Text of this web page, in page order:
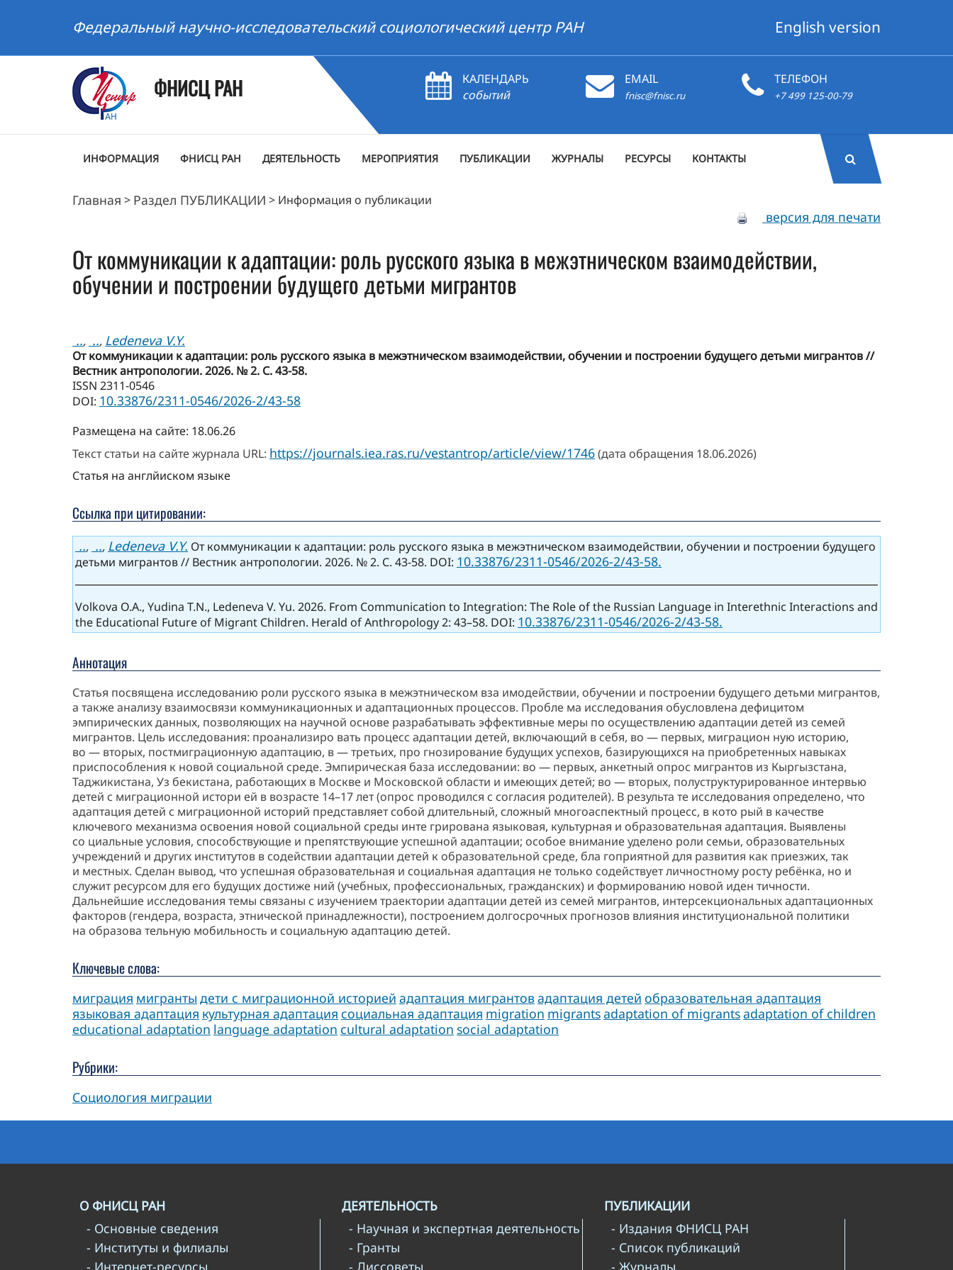
Федеральный научно-исследовательский социологический центр РАН English version
ФНИСЦ РАН
КАЛЕНДАРЬ
событий
EMAIL
fnisc@fnisc.ru
ТЕЛЕФОН
+7 499 125-00-79
ИНФОРМАЦИЯ ФНИСЦ РАН ДЕЯТЕЛЬНОСТЬ МЕРОПРИЯТИЯ ПУБЛИКАЦИИ ЖУРНАЛЫ РЕСУРСЫ КОНТАКТЫ
Главная > Раздел ПУБЛИКАЦИИ > Информация о публикации
версия для печати
От коммуникации к адаптации: роль русского языка в межэтническом взаимодействии,
обучении и построении будущего детьми мигрантов
.., .., Ledeneva V.Y.
От коммуникации к адаптации: роль русского языка в межэтническом взаимодействии, обучении и построении будущего детьми мигрантов //
Вестник антропологии. 2026. № 2. С. 43-58.
ISSN 2311-0546
DOI: 10.33876/2311-0546/2026-2/43-58
Размещена на сайте: 18.06.26
Текст статьи на сайте журнала URL: https://journals.iea.ras.ru/vestantrop/article/view/1746(дата обращения 18.06.2026)
Статья на англйиском языке
Ссылка при цитировании:
.., .., Ledeneva V.Y. От коммуникации к адаптации: роль русского языка в межэтническом взаимодействии, обучении и построении будущего
детьми мигрантов // Вестник антропологии. 2026. № 2. С. 43-58. DOI: 10.33876/2311-0546/2026-2/43-58.
Volkova O.A., Yudina T.N., Ledeneva V. Yu. 2026. From Communication to Integration: The Role of the Russian Language in Interethnic Interactions and
the Educational Future of Migrant Children. Herald of Anthropology 2: 43–58. DOI: 10.33876/2311-0546/2026-2/43-58.
Аннотация
Статья посвящена исследованию роли русского языка в межэтническом вза имодействии, обучении и построении будущего детьми мигрантов,
а также анализу взаимосвязи коммуникационных и адаптационных процессов. Пробле ма исследования обусловлена дефицитом
эмпирических данных, позволяющих на научной основе разрабатывать эффективные меры по осуществлению адаптации детей из семей
мигрантов. Цель исследования: проанализиро вать процесс адаптации детей, включающий в себя, во — первых, миграцион ную историю,
во — вторых, постмиграционную адаптацию, в — третьих, про гнозирование будущих успехов, базирующихся на приобретенных навыках
приспособления к новой социальной среде. Эмпирическая база исследовании: во — первых, анкетный опрос мигрантов из Кыргызстана,
Таджикистана, Уз бекистана, работающих в Москве и Московской области и имеющих детей; во — вторых, полуструктурированное интервью
детей с миграционной истори ей в возрасте 14–17 лет (опрос проводился с согласия родителей). В результа те исследования определено, что
адаптация детей с миграционной историй представляет собой длительный, сложный многоаспектный процесс, в кото рый в качестве
ключевого механизма освоения новой социальной среды инте грирована языковая, культурная и образовательная адаптация. Выявлены
со циальные условия, способствующие и препятствующие успешной адаптации; особое внимание уделено роли семьи, образовательных
учреждений и других институтов в содействии адаптации детей к образовательной среде, бла гоприятной для развития как приезжих, так
и местных. Сделан вывод, что успешная образовательная и социальная адаптация не только содействует личностному росту ребёнка, но и
служит ресурсом для его будущих достиже ний (учебных, профессиональных, гражданских) и формированию новой иден тичности.
Дальнейшие исследования темы связаны с изучением траектории адаптации детей из семей мигрантов, интерсекциональных адаптационных
факторов (гендера, возраста, этнической принадлежности), построением долгосрочных прогнозов влияния институциональной политики
на образова тельную мобильность и социальную адаптацию детей.
Ключевые слова:
миграция мигранты дети с миграционной историей адаптация мигрантовадаптация детей образовательная адаптация
языковая адаптация культурная адаптация социальная адаптация migration migrantsadaptation of migrantsadaptation of children
educational adaptation language adaptation cultural adaptation social adaptation
Рубрики:
Социология миграции
О ФНИСЦ РАН
- Основные сведения
- Институты и филиалы
ДЕЯТЕЛЬНОСТЬ
- Научная и экспертная деятельность
- Гранты
ПУБЛИКАЦИИ
- Издания ФНИСЦ РАН
- Список публикаций